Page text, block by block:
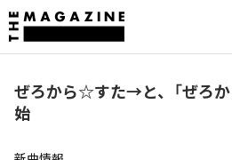
ぜろから☆すた→と、「ぜろか
始